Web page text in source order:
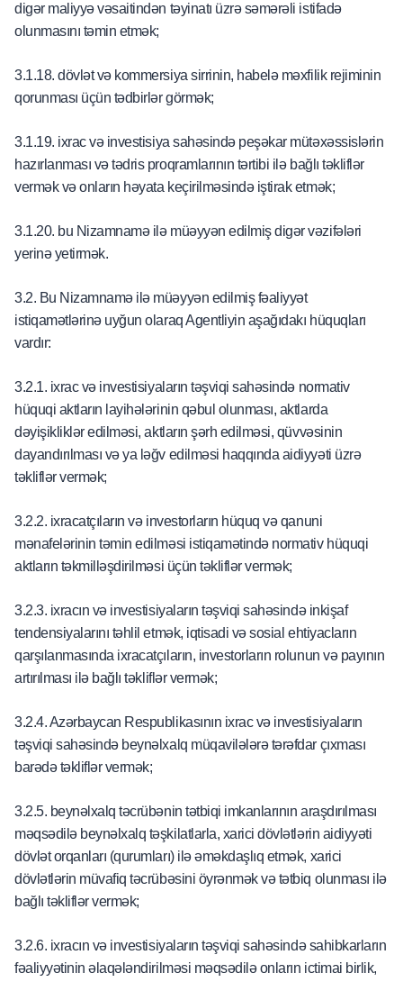
digər maliyyə vəsaitindən təyinatı üzrə səmərəli istifadə
olunmasını təmin etmək;
3.1.18. dövlət və kommersiya sirrinin, habelə məxfilik rejiminin
qorunması üçün tədbirlər görmək;
3.1.19. ixrac və investisiya sahəsində peşəkar mütəxəssislərin
hazırlanması və tədris proqramlarının tərtibi ilə bağlı təkliflər
vermək və onların həyata keçirilməsində iştirak etmək;
3.1.20. bu Nizamnamə ilə müəyyən edilmiş digər vəzifələri
yerinə yetirmək.
3.2. Bu Nizamnamə ilə müəyyən edilmiş fəaliyyət
istiqamətlərinə uyğun olaraq Agentliyin aşağıdakı hüquqları
vardır:
3.2.1. ixrac və investisiyaların təşviqi sahəsində normativ
hüquqi aktların layihələrinin qəbul olunması, aktlarda
dəyişikliklər edilməsi, aktların şərh edilməsi, qüvvəsinin
dayandırılması və ya ləğv edilməsi haqqında aidiyyəti üzrə
təkliflər vermək;
3.2.2. ixracatçıların və investorların hüquq və qanuni
mənafelərinin təmin edilməsi istiqamətində normativ hüquqi
aktların təkmilləşdirilməsi üçün təkliflər vermək;
3.2.3. ixracın və investisiyaların təşviqi sahəsində inkişaf
tendensiyalarını təhlil etmək, iqtisadi və sosial ehtiyacların
qarşılanmasında ixracatçıların, investorların rolunun və payının
artırılması ilə bağlı təkliflər vermək;
3.2.4. Azərbaycan Respublikasının ixrac və investisiyaların
təşviqi sahəsində beynəlxalq müqavilələrə tərəfdar çıxması
barədə təkliflər vermək;
3.2.5. beynəlxalq təcrübənin tətbiqi imkanlarının araşdırılması
məqsədilə beynəlxalq təşkilatlarla, xarici dövlətlərin aidiyyəti
dövlət orqanları (qurumları) ilə əməkdaşlıq etmək, xarici
dövlətlərin müvafiq təcrübəsini öyrənmək və tətbiq olunması ilə
bağlı təkliflər vermək;
3.2.6. ixracın və investisiyaların təşviqi sahəsində sahibkarların
fəaliyyətinin əlaqələndirilməsi məqsədilə onların ictimai birlik,